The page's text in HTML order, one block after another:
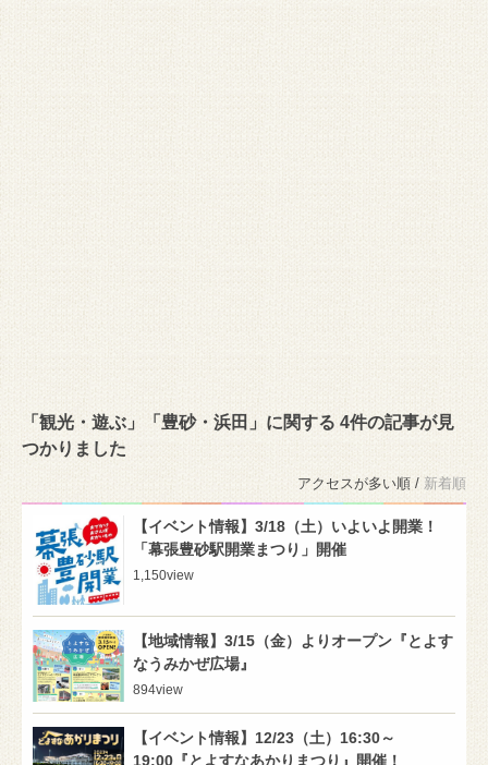
「観光・遊ぶ」「豊砂・浜田」に関する 4件の記事が見
つかりました
アクセスが多い順 / 新着順
【イベント情報】3/18（土）いよいよ開業！
「幕張豊砂駅開業まつり」開催
1,150view
【地域情報】3/15（金）よりオープン『とよす
なうみかぜ広場』
894view
【イベント情報】12/23（土）16:30～
19:00『とよすなあかりまつり』開催！